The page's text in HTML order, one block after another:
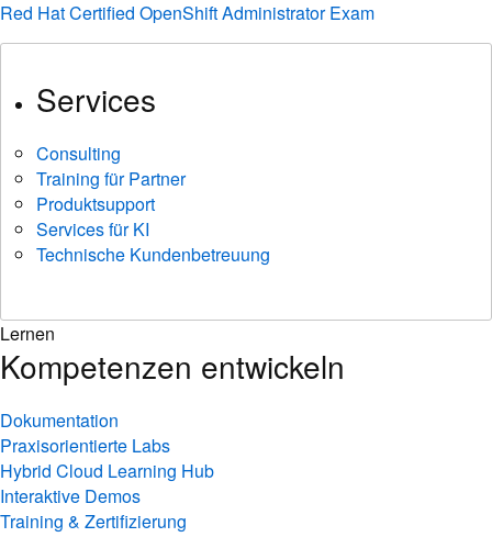
Red Hat Certified OpenShift Administrator Exam
Services
Consulting
Training für Partner
Produktsupport
Services für KI
Technische Kundenbetreuung
Lernen
Kompetenzen entwickeln
Dokumentation
Praxisorientierte Labs
Hybrid Cloud Learning Hub
Interaktive Demos
Training & Zertifizierung